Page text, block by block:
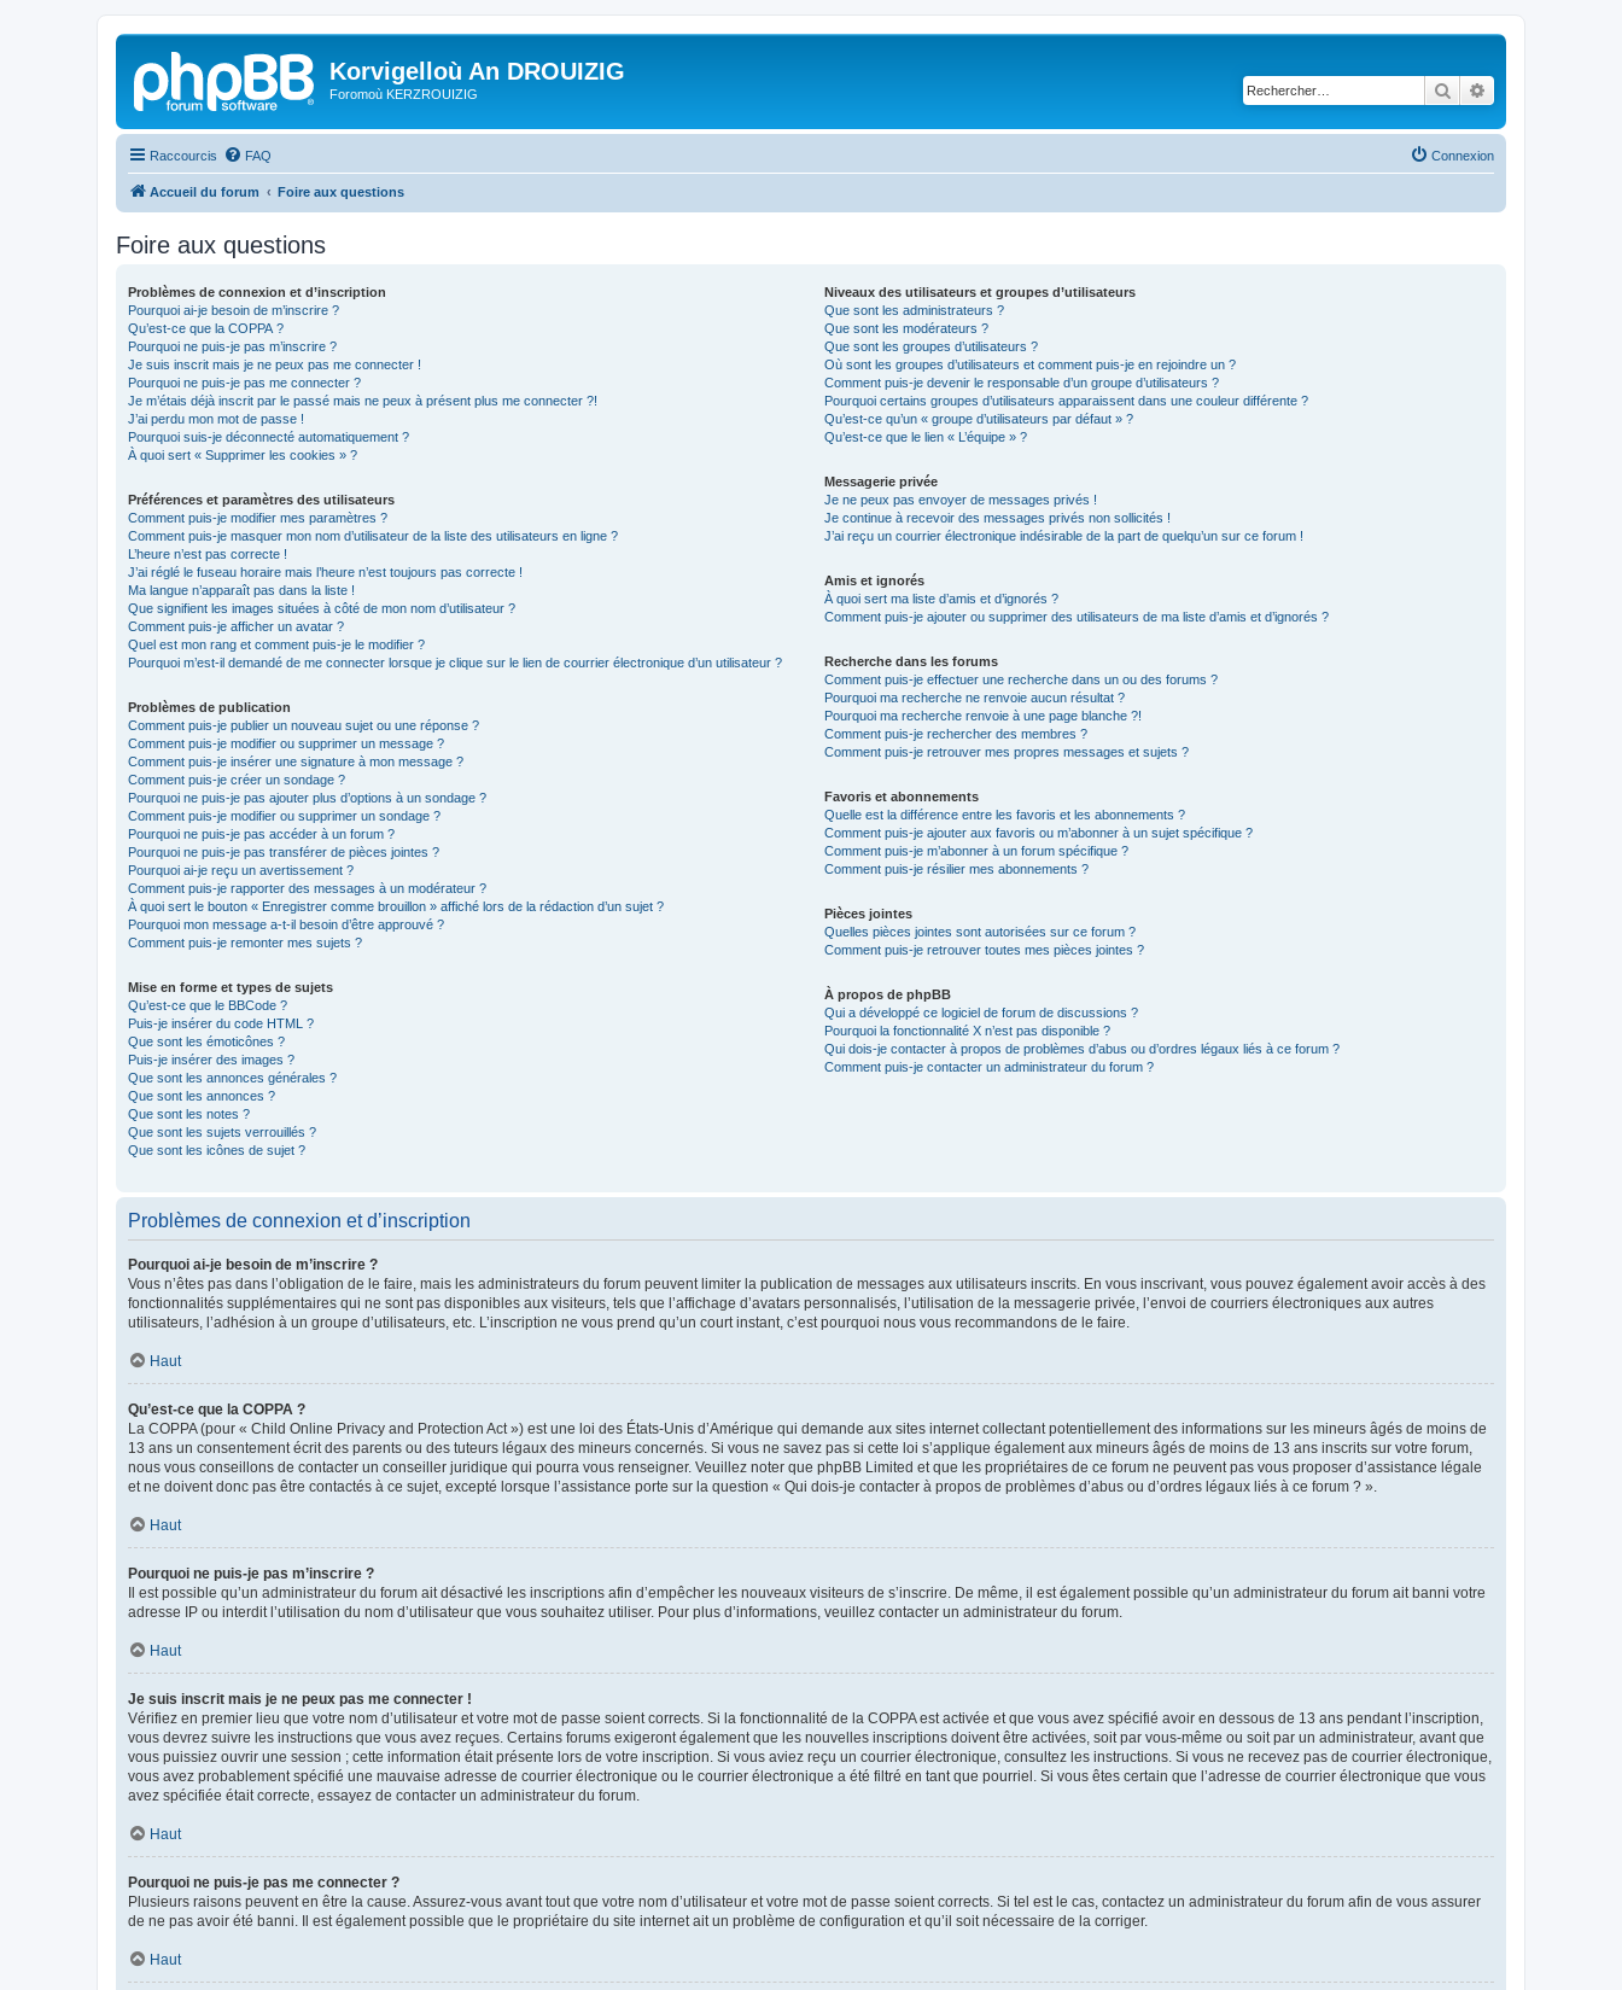
Korvigelloù An DROUIZIG
Foromoù KERZROUIZIG Rechercher
Raccourcis FAQ Connexion
Accueil du forum Foire aux questions
Foire aux questions
Problèmes de connexion et d’inscription
Pourquoi ai-je besoin de m’inscrire ?
Qu’est-ce que la COPPA ?
Pourquoi ne puis-je pas m’inscrire ?
Je suis inscrit mais je ne peux pas me connecter !
Pourquoi ne puis-je pas me connecter ?
Je m’étais déjà inscrit par le passé mais ne peux à présent plus me connecter ?!
J’ai perdu mon mot de passe !
Pourquoi suis-je déconnecté automatiquement ?
À quoi sert « Supprimer les cookies » ?
Préférences et paramètres des utilisateurs
Comment puis-je modifier mes paramètres ?
Comment puis-je masquer mon nom d’utilisateur de la liste des utilisateurs en ligne ?
L’heure n’est pas correcte !
J’ai réglé le fuseau horaire mais l’heure n’est toujours pas correcte !
Ma langue n’apparaît pas dans la liste !
Que signifient les images situées à côté de mon nom d’utilisateur ?
Comment puis-je afficher un avatar ?
Quel est mon rang et comment puis-je le modifier ?
Pourquoi m’est-il demandé de me connecter lorsque je clique sur le lien de courrier électronique d’un utilisateur ?
Problèmes de publication
Comment puis-je publier un nouveau sujet ou une réponse ?
Comment puis-je modifier ou supprimer un message ?
Comment puis-je insérer une signature à mon message ?
Comment puis-je créer un sondage ?
Pourquoi ne puis-je pas ajouter plus d’options à un sondage ?
Comment puis-je modifier ou supprimer un sondage ?
Pourquoi ne puis-je pas accéder à un forum ?
Pourquoi ne puis-je pas transférer de pièces jointes ?
Pourquoi ai-je reçu un avertissement ?
Comment puis-je rapporter des messages à un modérateur ?
À quoi sert le bouton « Enregistrer comme brouillon » affiché lors de la rédaction d’un sujet ?
Pourquoi mon message a-t-il besoin d’être approuvé ?
Comment puis-je remonter mes sujets ?
Mise en forme et types de sujets
Qu’est-ce que le BBCode ?
Puis-je insérer du code HTML ?
Que sont les émoticônes ?
Puis-je insérer des images ?
Que sont les annonces générales ?
Que sont les annonces ?
Que sont les notes ?
Que sont les sujets verrouillés ?
Que sont les icônes de sujet ?
Niveaux des utilisateurs et groupes d’utilisateurs
Que sont les administrateurs ?
Que sont les modérateurs ?
Que sont les groupes d’utilisateurs ?
Où sont les groupes d’utilisateurs et comment puis-je en rejoindre un ?
Comment puis-je devenir le responsable d’un groupe d’utilisateurs ?
Pourquoi certains groupes d’utilisateurs apparaissent dans une couleur différente ?
Qu’est-ce qu’un « groupe d’utilisateurs par défaut » ?
Qu’est-ce que le lien « L’équipe » ?
Messagerie privée
Je ne peux pas envoyer de messages privés !
Je continue à recevoir des messages privés non sollicités !
J’ai reçu un courrier électronique indésirable de la part de quelqu’un sur ce forum !
Amis et ignorés
À quoi sert ma liste d’amis et d’ignorés ?
Comment puis-je ajouter ou supprimer des utilisateurs de ma liste d’amis et d’ignorés ?
Recherche dans les forums
Comment puis-je effectuer une recherche dans un ou des forums ?
Pourquoi ma recherche ne renvoie aucun résultat ?
Pourquoi ma recherche renvoie à une page blanche ?!
Comment puis-je rechercher des membres ?
Comment puis-je retrouver mes propres messages et sujets ?
Favoris et abonnements
Quelle est la différence entre les favoris et les abonnements ?
Comment puis-je ajouter aux favoris ou m’abonner à un sujet spécifique ?
Comment puis-je m’abonner à un forum spécifique ?
Comment puis-je résilier mes abonnements ?
Pièces jointes
Quelles pièces jointes sont autorisées sur ce forum ?
Comment puis-je retrouver toutes mes pièces jointes ?
À propos de phpBB
Qui a développé ce logiciel de forum de discussions ?
Pourquoi la fonctionnalité X n’est pas disponible ?
Qui dois-je contacter à propos de problèmes d’abus ou d’ordres légaux liés à ce forum ?
Comment puis-je contacter un administrateur du forum ?
Problèmes de connexion et d’inscription
Pourquoi ai-je besoin de m’inscrire ?
Vous n’êtes pas dans l’obligation de le faire, mais les administrateurs du forum peuvent limiter la publication de messages aux utilisateurs inscrits. En vous inscrivant, vous pouvez également avoir accès à des
fonctionnalités supplémentaires qui ne sont pas disponibles aux visiteurs, tels que l’affichage d’avatars personnalisés, l’utilisation de la messagerie privée, l’envoi de courriers électroniques aux autres
utilisateurs, l’adhésion à un groupe d’utilisateurs, etc. L’inscription ne vous prend qu’un court instant, c’est pourquoi nous vous recommandons de le faire.
Haut
Qu’est-ce que la COPPA ?
La COPPA (pour « Child Online Privacy and Protection Act ») est une loi des États-Unis d’Amérique qui demande aux sites internet collectant potentiellement des informations sur les mineurs âgés de moins de
13 ans un consentement écrit des parents ou des tuteurs légaux des mineurs concernés. Si vous ne savez pas si cette loi s’applique également aux mineurs âgés de moins de 13 ans inscrits sur votre forum,
nous vous conseillons de contacter un conseiller juridique qui pourra vous renseigner. Veuillez noter que phpBB Limited et que les propriétaires de ce forum ne peuvent pas vous proposer d’assistance légale
et ne doivent donc pas être contactés à ce sujet, excepté lorsque l’assistance porte sur la question « Qui dois-je contacter à propos de problèmes d’abus ou d’ordres légaux liés à ce forum ? ».
Haut
Pourquoi ne puis-je pas m’inscrire ?
Il est possible qu’un administrateur du forum ait désactivé les inscriptions afin d’empêcher les nouveaux visiteurs de s’inscrire. De même, il est également possible qu’un administrateur du forum ait banni votre
adresse IP ou interdit l’utilisation du nom d’utilisateur que vous souhaitez utiliser. Pour plus d’informations, veuillez contacter un administrateur du forum.
Haut
Je suis inscrit mais je ne peux pas me connecter !
Vérifiez en premier lieu que votre nom d’utilisateur et votre mot de passe soient corrects. Si la fonctionnalité de la COPPA est activée et que vous avez spécifié avoir en dessous de 13 ans pendant l’inscription,
vous devrez suivre les instructions que vous avez reçues. Certains forums exigeront également que les nouvelles inscriptions doivent être activées, soit par vous-même ou soit par un administrateur, avant que
vous puissiez ouvrir une session ; cette information était présente lors de votre inscription. Si vous aviez reçu un courrier électronique, consultez les instructions. Si vous ne recevez pas de courrier électronique,
vous avez probablement spécifié une mauvaise adresse de courrier électronique ou le courrier électronique a été filtré en tant que pourriel. Si vous êtes certain que l’adresse de courrier électronique que vous
avez spécifiée était correcte, essayez de contacter un administrateur du forum.
Haut
Pourquoi ne puis-je pas me connecter ?
Plusieurs raisons peuvent en être la cause. Assurez-vous avant tout que votre nom d’utilisateur et votre mot de passe soient corrects. Si tel est le cas, contactez un administrateur du forum afin de vous assurer
de ne pas avoir été banni. Il est également possible que le propriétaire du site internet ait un problème de configuration et qu’il soit nécessaire de la corriger.
Haut